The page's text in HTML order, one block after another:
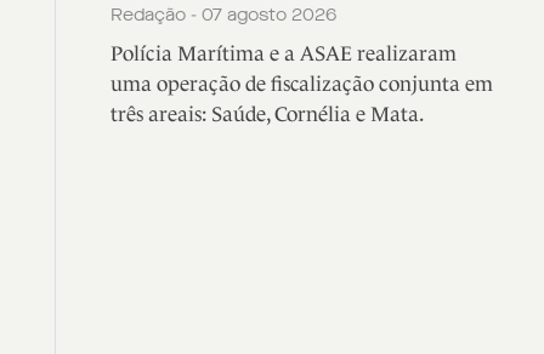
Redação - 07 agosto 2026
Polícia Marítima e a ASAE realizaram
uma operação de fiscalização conjunta em
três areais: Saúde, Cornélia e Mata.